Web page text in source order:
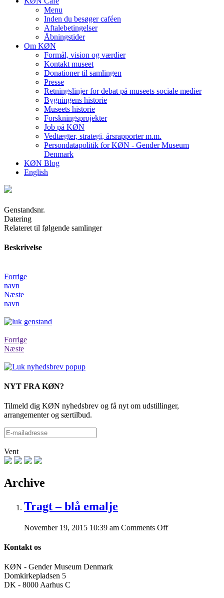
Menu
Inden du besøger caféen
Aftalebetingelser
Åbningstider
Om KØN
Formål, vision og værdier
Kontakt museet
Donationer til samlingen
Presse
Retningslinjer for debat på museets sociale medier
Bygningens historie
Museets historie
Forskningsprojekter
Job på KØN
Vedtægter, strategi, årsrapporter m.m.
Persondatapolitik for KØN - Gender Museum
Denmark
KØN Blog
English
Genstandsnr.
Datering
Relateret til følgende samlinger
Beskrivelse
Forrige
navn
Næste
navn
Forrige
Næste
NYT FRA KØN?
Tilmeld dig KØN nyhedsbrev og få nyt om udstillinger,
arrangementer og særtilbud.
Vent
Archive
Tragt – blå emalje
November 19, 2015 10:39 am Comments Offon
Kontakt os
KØN - Gender Museum Denmark
Domkirkepladsen 5
DK - 8000 Aarhus C